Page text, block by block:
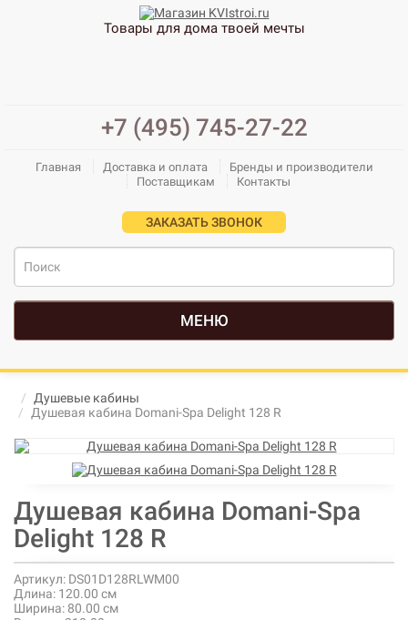
Товары для дома твоей мечты
+7 (495) 745-27-22
Главная Доставка и оплата
Бренды и производители
Поставщикам
Контакты
ЗАКАЗАТЬ ЗВОНОК
МЕНЮ
Душевые кабины
Душевая кабина Domani-Spa Delight 128 R
Душевая кабина Domani-Spa
Delight 128 R
Артикул: DS01D128RLWM00
Длина: 120.00 см
Ширина: 80.00 см